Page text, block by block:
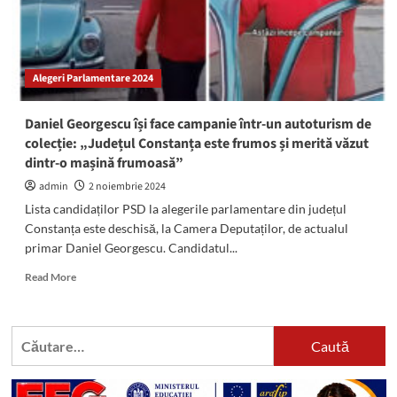
Alegeri Parlamentare 2024
Daniel Georgescu își face campanie într-un autoturism de
colecție: „Județul Constanța este frumos și merită văzut
dintr-o mașină frumoasă”
admin
2 noiembrie 2024
Lista candidaților PSD la alegerile parlamentare din județul
Constanța este deschisă, la Camera Deputaților, de actualul
primar Daniel Georgescu. Candidatul...
Read MoreRead
Daniel
campanie
Caută